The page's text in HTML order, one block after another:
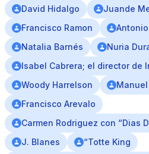
David Hidalgo
Juande
Francisco Ramon
Natalia Barnés
Nuria
Isabel Cabrera; el director de
Woody Harrelson
Francisco Arevalo
Carmen Rodriguez con “Dias
J. Blanes
“Totte King